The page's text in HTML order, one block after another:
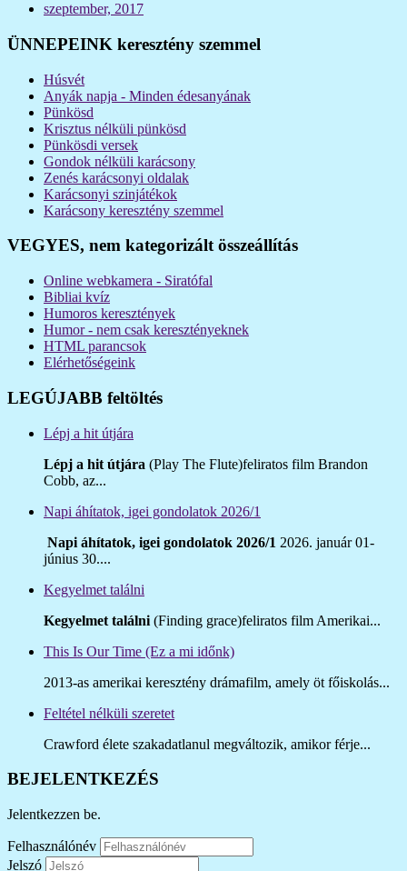
szeptember, 2017
ÜNNEPEINK keresztény szemmel
Húsvét
Anyák napja - Minden édesanyának
Pünkösd
Krisztus nélküli pünkösd
Pünkösdi versek
Gondok nélküli karácsony
Zenés karácsonyi oldalak
Karácsonyi szinjátékok
Karácsony keresztény szemmel
VEGYES, nem kategorizált összeállítás
Online webkamera - Siratófal
Bibliai kvíz
Humoros keresztények
Humor - nem csak keresztényeknek
HTML parancsok
Elérhetőségeink
LEGÚJABB feltöltés
Lépj a hit útjára
Lépj a hit útjára (Play The Flute)feliratos film Brandon
Cobb, az...
Napi áhítatok, igei gondolatok 2026/1
Napi áhítatok, igei gondolatok 2026/1 2026. január 01-
június 30....
Kegyelmet találni
Kegyelmet találni (Finding grace)feliratos film Amerikai...
This Is Our Time (Ez a mi időnk)
2013-as amerikai keresztény drámafilm, amely öt főiskolás...
Feltétel nélküli szeretet
Crawford élete szakadatlanul megváltozik, amikor férje...
BEJELENTKEZÉS
Jelentkezzen be.
Felhasználónév
Jelszó